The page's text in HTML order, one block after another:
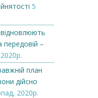
5
передовій –
план
дійсно
2020р.